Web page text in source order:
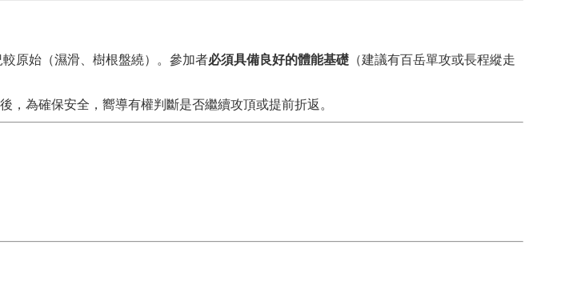
原始（濕滑、樹根盤繞）。參加者必須具備良好的體能基礎 （建議有百岳單攻或長程縱走
，為確保安全，嚮導有權判斷是否繼續攻頂或提前折返。